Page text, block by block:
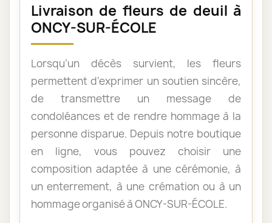
Livraison de fleurs de deuil à
ONCY-SUR-ÉCOLE
Lorsqu’un décès survient, les fleurs
permettent d’exprimer un soutien sincère,
de transmettre un message de
condoléances et de rendre hommage à la
personne disparue. Depuis notre boutique
en ligne, vous pouvez choisir une
composition adaptée à une cérémonie, à
un enterrement, à une crémation ou à un
hommage organisé à ONCY-SUR-ÉCOLE.